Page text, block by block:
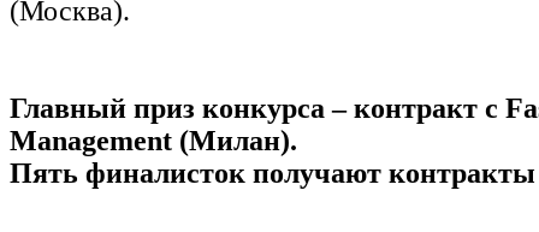
(Москва).
Главный приз конкурса – контракт с
Management (Милан).
Пять финалисток получают контракты